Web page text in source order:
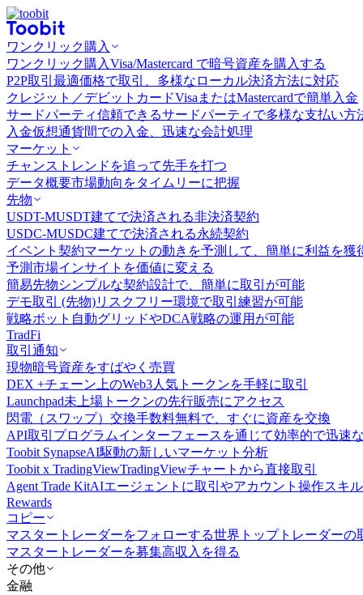
ワンクリック購入
ワンクリック購入Visa/Mastercard で暗号資産を購入する
P2P取引 最適価格で取引、多様なローカル決済方法に対応
クレジット／デビットカードVisaまたはMastercardで簡単入金
サードパーティ信頼できるサードパーティで多様な支払い方
入金仮想通貨間での入金、迅速な会計処理
マーケット
チャンス トレンドを追って先手を打つ
データ概要市場動向をタイムリーに把握
先物
USDT-MUSDT建てで決済される非決済契約
USDC-MUSDC建てで決済される永続契約
イベント契約マーケットの動きを予測して、簡単に利益を獲
予測市場インサイトを価値に変える
簡易先物シンプルな契約設計で、簡単に取引が可能
デモ取引 (先物)リスクフリー環境で取引練習が可能
戦略ボット 自動グリッドやDCA戦略の運用が可能
TradFi
取引通知
現物暗号資産をすばやく売買
DEX +チェーン上のWeb3人気トークンを手軽に取引
Launchpad未上場トークンの先行販売にアクセス
閃電（スワップ）交換手数料無料で、すぐに資産を交換
API取引 プログラムインターフェースを通じて効率的で迅速
Toobit SynapseAI駆動の新しいマーケット分析
Toobit x TradingViewTradingViewチャートから直接取引
Agent Trade KitAIエージェントに取引やアカウント操作スキ
Rewards
コピー
マスタートレーダーをフォローする世界トップトレーダーの
マスタートレーダーを募集高収入を得る
その他
金融